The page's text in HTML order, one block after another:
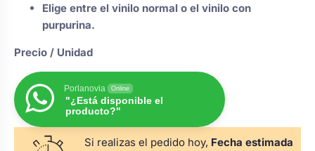
y pala tarta
damas de honor
bebé boda
Elige entre el vinilo normal o el vinilo con
purpurina.
Precio / Unidad
Porlanovia Online
"¿Está disponible el
producto?"
Si realizas el pedido hoy, Fecha estimada